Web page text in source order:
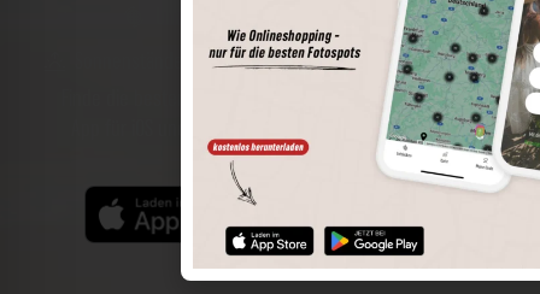
Spots speichern
Sonnenstände am Spot
Spotdetails
Filterfunktion
Finde die besten Fotospots noch einfacher mit unserer
App für iOS und Android und genieße einen größeren
Funktionsumfang